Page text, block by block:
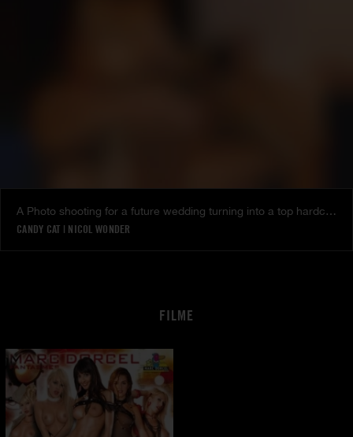
A Photo shooting for a future wedding turning into a top hardcore threesome
CANDY CAT | NICOL WONDER
FILME